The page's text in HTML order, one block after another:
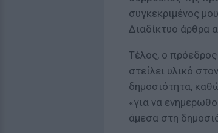
συγκεκριμένος
Διαδίκτυο άρθρα
Τέλος, ο
στείλει υλικό
δημοσιότητα,
«για να
άμεσα στη